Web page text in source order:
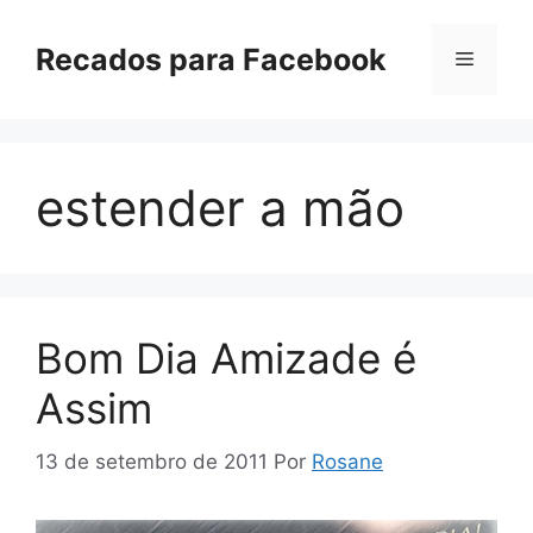
paraRecados para Facebook Menu
estender a mão
Bom Dia Amizade é
Assim
13 de setembro de 2011 Por Rosane